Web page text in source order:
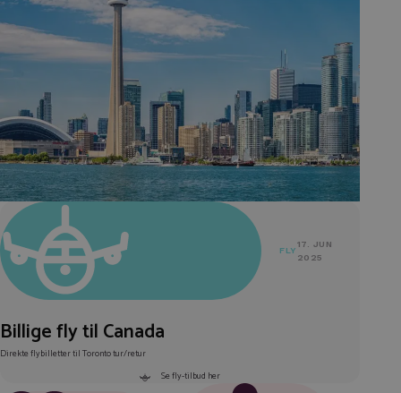
FLY
17. JUN
2025
Billige fly til Canada
Direkte flybilletter til Toronto tur/retur
Se fly-tilbud her